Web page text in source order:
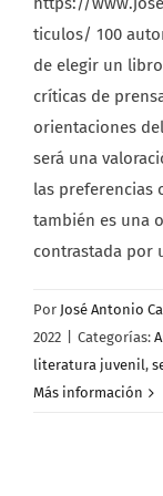
ticulos/ 100
de elegir un
críticas de
orientaciones
será una
las preferencias
también es una
contrastada por
Por José Antonio
2022
Categorías:
literatura juvenil,
Más información